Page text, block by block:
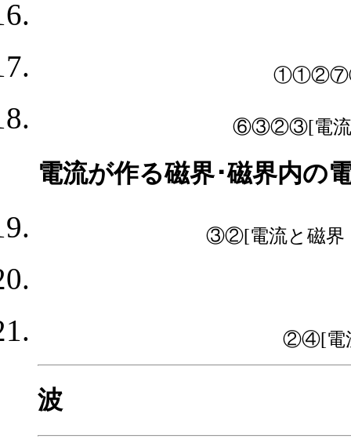
⑥③②③[電流と
電流が作る磁界･磁界内の
③②[電流と磁界
②④[電
波